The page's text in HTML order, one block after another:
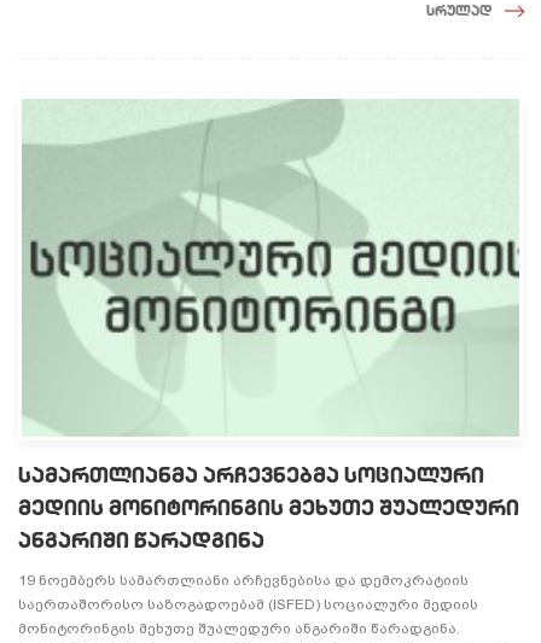
სრულად
სამართლიანმა არჩევნებმა სოციალური
მედიის მონიტორინგის მეხუთე შუალედური
ანგარიში წარადგინა
19 ნოემბერს სამართლიანი არჩევნებისა და დემოკრატიის
საერთაშორისო საზოგადოებამ (ISFED) სოციალური მედიის
მონიტორინგის მეხუთე შუალედური ანგარიში წარადგინა.